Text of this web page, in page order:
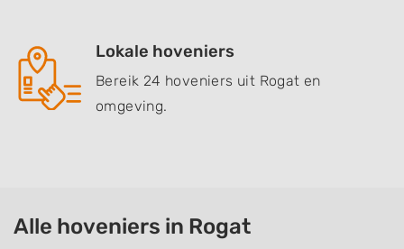
Lokale hoveniers
Bereik 24 hoveniers uit Rogat en
omgeving.
Alle hoveniers in Rogat